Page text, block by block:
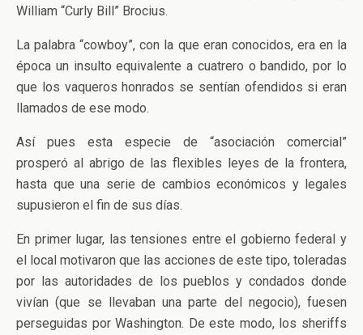
William “Curly Bill” Brocius.
La palabra “cowboy”, con la que eran conocidos, era en la
época un insulto equivalente a cuatrero o bandido, por lo
que los vaqueros honrados se sentían ofendidos si eran
llamados de ese modo.
Así pues esta especie de “asociación comercial”
prosperó al abrigo de las flexibles leyes de la frontera,
hasta que una serie de cambios económicos y legales
supusieron el fin de sus días.
En primer lugar, las tensiones entre el gobierno federal y
el local motivaron que las acciones de este tipo, toleradas
por las autoridades de los pueblos y condados donde
vivían (que se llevaban una parte del negocio), fuesen
perseguidas por Washington. De este modo, los sheriffs